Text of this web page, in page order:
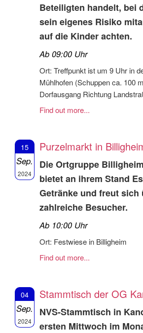
Beteiligten handelt, bei
sein eigenes Risiko
auf die Kinder achten.
Ab 09:00 Uhr
Ort: Treffpunkt ist um 9 Uhr in
Mühlhofen (Schuppen ca. 100
Dorfausgang Richtung
Find out more...
15
Sep.
2024
Purzelmarkt in
Die Ortgruppe
bietet an ihrem Stand
Getränke und freut sich
zahlreiche Besucher.
Ab 10:00 Uhr
Ort: Festwiese in Billigheim
Find out more...
04
Sep.
2024
Stammtisch der OG
NVS-Stammtisch in
ersten Mittwoch im